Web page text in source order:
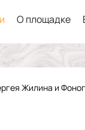
О площадке
Жилина и